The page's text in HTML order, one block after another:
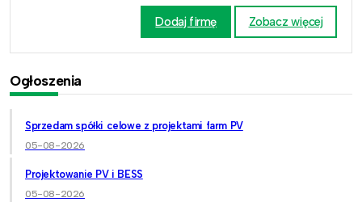
Dodaj firmę Zobacz więcej
Ogłoszenia
Sprzedam spółki celowe z projektami farm PV
05-08-2026
Projektowanie PV i BESS
05-08-2026